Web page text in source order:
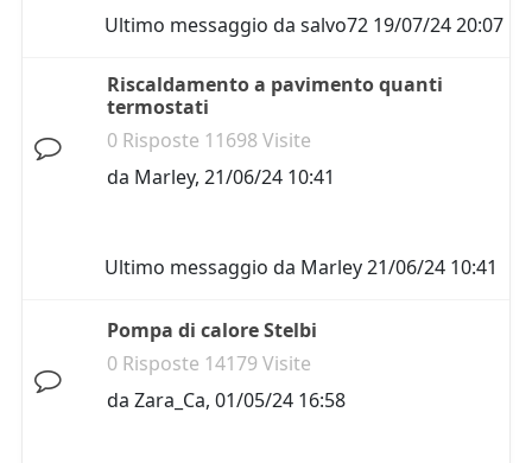
Ultimo messaggio da salvo72 19/07/24 20:07
Riscaldamento a pavimento quanti
termostati
0 Risposte 11698 Visite
da Marley, 21/06/24 10:41
Ultimo messaggio da Marley21/06/24 10:41
Pompa di calore Stelbi
0 Risposte 14179 Visite
da Zara_Ca, 01/05/24 16:58